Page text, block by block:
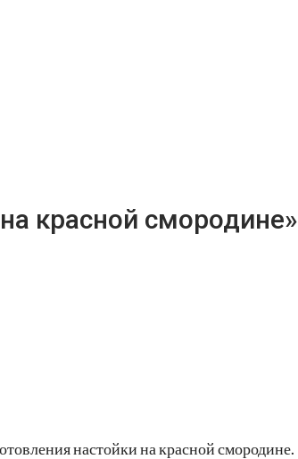
красной смородине»
настойки на красной смородине.